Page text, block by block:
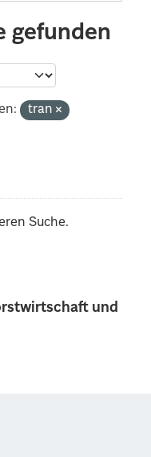
und
gefunden
tran
Suche.